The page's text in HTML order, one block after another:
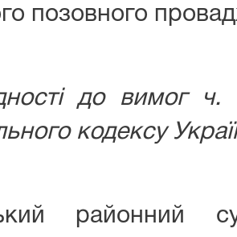
позовного
до вимог
кодексу
районний